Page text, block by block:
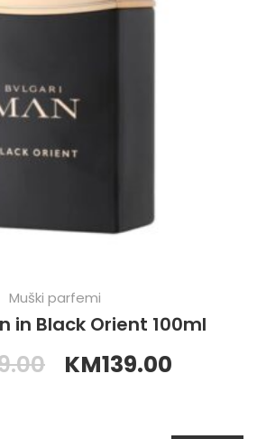
Muški parfemi
in Black Orient 100ml
KM139.00